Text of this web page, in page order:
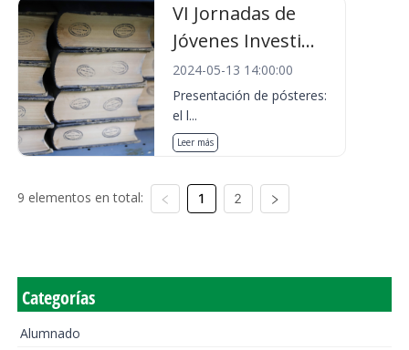
VI Jornadas de
Jóvenes Investi...
2024-05-13 14:00:00
Presentación de pósteres:
el l...
Leer más
9 elementos en total: 1 2
Categorías
Alumnado